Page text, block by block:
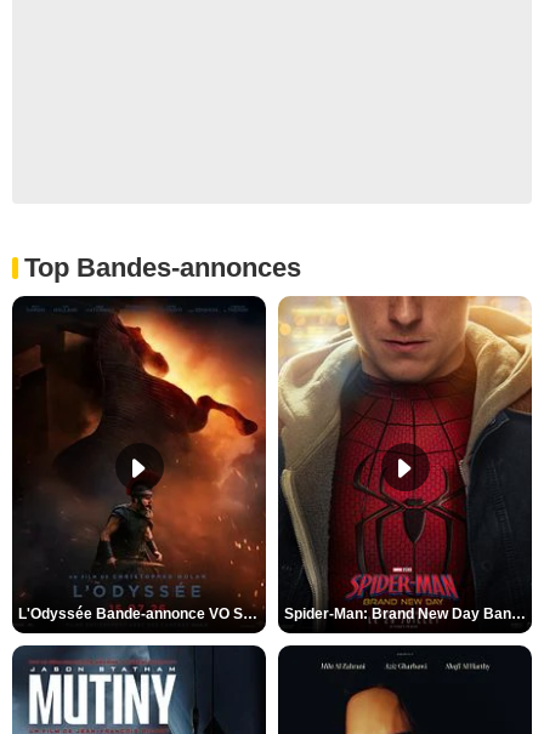
Top Bandes-annonces
L'Odyssée Bande-annonce VO STFR Spider-Man: Brand New Day Bande-annonce VO STFR